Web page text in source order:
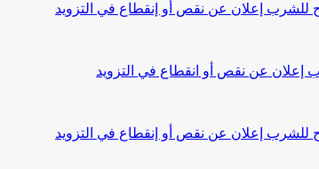
للشرب إعلان عن نقص أو إنقطاع في التزويد
إعلان عن نقص أو انقطاع في التزويد
للشرب إعلان عن نقص أو إنقطاع في التزويد